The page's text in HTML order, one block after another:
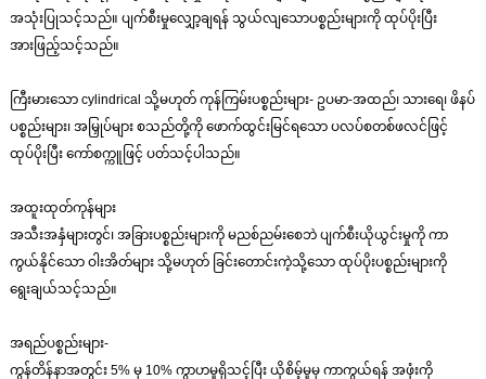
အသုံးပြုသင့်သည်။ ပျက်စီးမှုလျှော့ချရန် သွယ်လျသောပစ္စည်းများကို ထုပ်ပိုးပြီး
အားဖြည့်သင့်သည်။
ကြီးမားသော cylindrical သို့မဟုတ် ကုန်ကြမ်းပစ္စည်းများ- ဥပမာ-အထည်၊ သားရေ၊ ဖိနပ်
ပစ္စည်းများ၊ အမြှုပ်များ စသည်တို့ကို ဖောက်ထွင်းမြင်ရသော ပလပ်စတစ်ဖလင်ဖြင့်
ထုပ်ပိုးပြီး ကော်စက္ကူဖြင့် ပတ်သင့်ပါသည်။
အထူးထုတ်ကုန်များ
အသီးအနှံများတွင်၊ အခြားပစ္စည်းများကို မညစ်ညမ်းစေဘဲ ပျက်စီးယိုယွင်းမှုကို ကာ
ကွယ်နိုင်သော ဝါးအိတ်များ သို့မဟုတ် ခြင်းတောင်းကဲ့သို့သော ထုပ်ပိုးပစ္စည်းများကို
ရွေးချယ်သင့်သည်။
အရည်ပစ္စည်းများ-
ကွန်တိန်နာအတွင်း 5% မှ 10% ကွာဟမှုရှိသင့်ပြီး ယိုစိမ့်မှုမှ ကာကွယ်ရန် အဖုံးကို